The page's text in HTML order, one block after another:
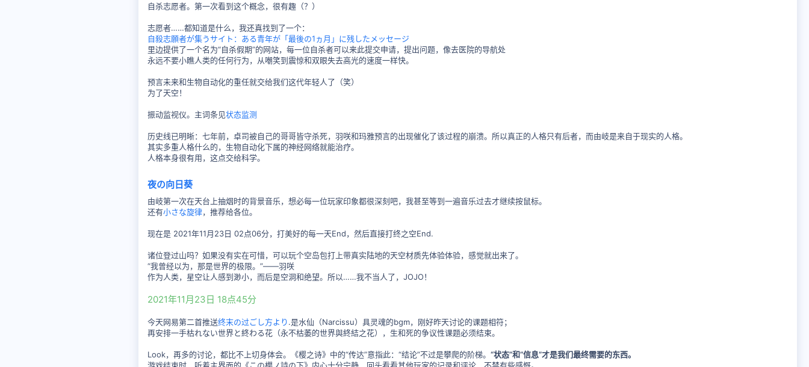
自杀志愿者。第一次看到这个概念，很有趣（？）
志愿者……都知道是什么，我还真找到了一个：
自殺志願者が集うサイト：ある青年が「最後の1ヵ月」に残したメッセージ
里边提供了一个名为“自杀假期”的网站，每一位自杀者可以来此提交申请，提出问题，像去医院的导航处
永远不要小瞧人类的任何行为，从嘲笑到震惊和双眼失去高光的速度一样快。
预言未来和生物自动化的重任就交给我们这代年轻人了（笑）
为了天空！
振动监视仪。主词条见状态监测
历史线已明晰：七年前，卓司被自己的哥哥皆守杀死，羽咲和玛雅预言的出现催化了该过程的崩溃。所以真正的人格只有后者，而由岐是来自于现实的人格。
其实多重人格什么的，生物自动化下属的神经网络就能治疗。
人格本身很有用，这点交给科学。
夜の向日葵
由岐第一次在天台上抽烟时的背景音乐，想必每一位玩家印象都很深刻吧，我甚至等到一遍音乐过去才继续按鼠标。
还有小さな旋律，推荐给各位。
现在是 2021年11月23日 02点06分，打美好的每一天End，然后直接打终之空End.
诸位登过山吗？如果没有实在可惜，可以玩个空岛包打上带真实陆地的天空材质先体验体验，感觉就出来了。
“我曾经以为，那是世界的极限。”——羽咲
作为人类，星空让人感到渺小，而后是空洞和绝望。所以……我不当人了，JOJO！
2021年11月23日 18点45分
今天网易第二首推送终末の过ごし方より.是水仙（Narcissu）具灵魂的bgm，刚好昨天讨论的课题相符；
再安排一手枯れない世界と終わる花（永不枯萎的世界與終結之花），生和死的争议性课题必须结束。
Look，再多的讨论，都比不上切身体会。《樱之诗》中的“传达”意指此：“结论”不过是攀爬的阶梯。 “状态”和“信息”才是我们最终需要的东西。